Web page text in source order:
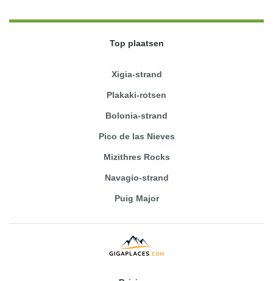
Top plaatsen
Xigia-strand
Plakaki-rotsen
Bolonia-strand
Pico de las Nieves
Mizithres Rocks
Navagio-strand
Puig Major